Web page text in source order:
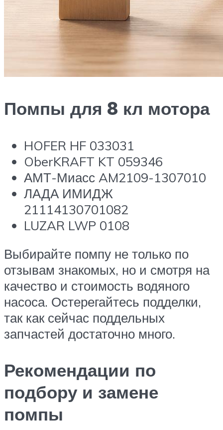
Помпы для 8 кл мотора
HOFER HF 033031
OberKRAFT KT 059346
АМТ-Миасс AM2109-1307010
ЛАДА ИМИДЖ
21114130701082
LUZAR LWP 0108
Выбирайте помпу не только по
отзывам знакомых, но и смотря на
качество и стоимость водяного
насоса. Остерегайтесь подделки,
так как сейчас поддельных
запчастей достаточно много.
Рекомендации по
подбору и замене
помпы